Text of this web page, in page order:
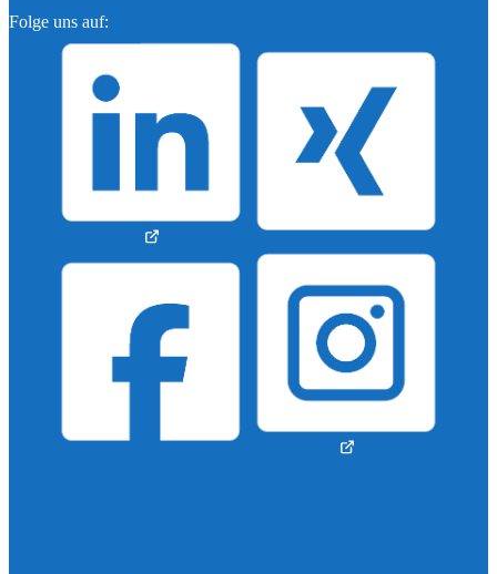
Folge uns auf: